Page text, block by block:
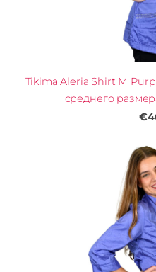
Tikima Aleria Shirt M
среднего